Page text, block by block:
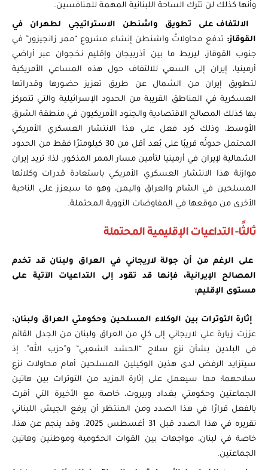
وأنها كذلك لن تترك الساحة اللبنانية المهمة للمنافسين.
الالتفاف على تطويق واشنطن الاستراتيجي لطهران في
القوقاز: تدفع محاولاتُ واشنطن إنشاء مشروع “ممر زانجيزور” في
جنوب القوقاز، ليربط ما بين أذربيجان وإقليم نخجوان عبر أراضي
أرمينيا، إيران إلى السعي للالتفاف حول هذه المساعي الأمريكية
لتطويق إيران من الشمال عن طريق تعزيز حضورها وقدراتها
العسكرية في المناطق القريبة من الحدود الإسرائيلية والتي تتمركز
بها كذلك المصالح الاقتصادية والجنود الأمريكيون في منطقة الشرق
الأوسط، وذلك كرد فعل على هذا الانتشار العسكري الأمريكي
المحتمل حدوثُه قريبًا على بُعد أقل من 30 كيلومترًا فقط من الحدود
الشمالية لإيران في أرمينيا لتأمين مسار الممر المذكور. لذا؛ تريد إيران
موازنة هذا الانتشار العسكري الأمريكي باستعادة قدرات وكلائها
المسلحين في الشام والعراق واليمن، وهو ما سيعزز على الناحية
الأخرى من موقعها في المفاوضات النووية المحتملة.
ثالثًا- التداعيات الإقليمية المحتملة
على الرغم من أن جولة لاريجاني في العراق ولبنان قد تخدم
المصالح الإيرانية، فإنها قد تقود إلى التداعيات الآتية على
مستوى الإقليم:
إثارة التوترات بين الوكلاء المسلحين وحكومتي العراق ولبنان:
عززت زيارة علي لاريجاني إلى كلٍ من العراق ولبنان من الجدل القائم
في البلدين بشأن نزع سلاح “الحشد الشعبي” و”حزب الله”. إذ
سيتزايد الرفض لدى هذين الوكيلين المسلحين أمام محاولات نزع
سلاحهما؛ مما سيعمل على إثارة المزيد من التوترات بين هاتين
الجماعتين وحكومتي بغداد وبيروت، خاصة مع الأخيرة التي أقرت
بالفعل قرارًا في هذا الصدد ومن المنتظر أن يرفع الجيش اللبناني
تقريره في هذا الصدد قبل 31 أغسطس 2025. وقد ينجم عن هذا،
خاصة في لبنان، مواجهات بين القوات الحكومية وموطنين وهاتين
الجماعتين.